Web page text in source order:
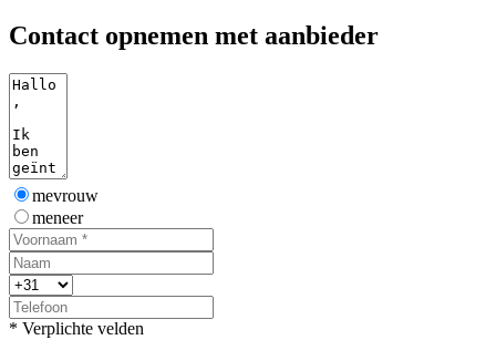
Contact opnemen met aanbieder
mevrouw
meneer
* Verplichte velden